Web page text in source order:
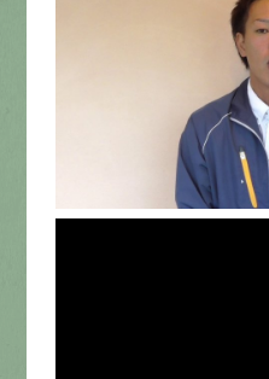
が、無料建